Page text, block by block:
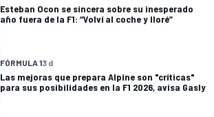
Esteban Ocon se sincera sobre su inesperado
año fuera de la F1: “Volví al coche y lloré”
FÓRMULA 13 d
Las mejoras que prepara Alpine son "críticas"
para sus posibilidades en la F1 2026, avisa Gasly